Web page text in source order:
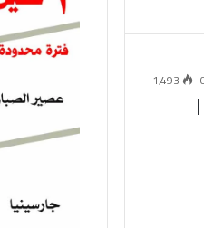
1٬493
|